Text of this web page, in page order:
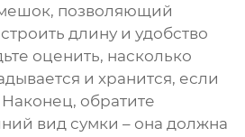
позволяющий
длину и удобство
оценить, насколько
и хранится, если
обратите
вид сумки – она должна